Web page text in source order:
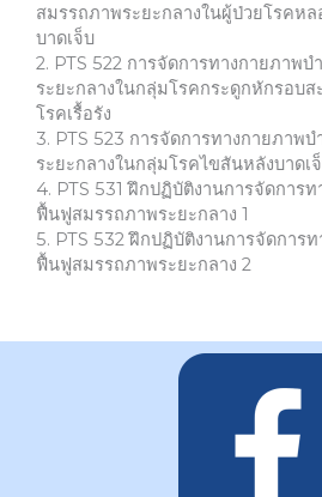
สมรรถภาพระยะกลางในผู้ป่วยโรคห
บาดเจ็บ
2. PTS 522 การจัดการทางกายภาพ
ระยะกลางในกลุ่มโรคกระดูกหักรอบ
โรคเรื้อรัง
3. PTS 523 การจัดการทางกายภาพ
ระยะกลางในกลุ่มโรคไขสันหลังบาดเ
4. PTS 531 ฝึกปฏิบัติงานการจัดการ
ฟื้นฟูสมรรถภาพระยะกลาง 1
5. PTS 532 ฝึกปฏิบัติงานการจัดการ
ฟื้นฟูสมรรถภาพระยะกลาง 2